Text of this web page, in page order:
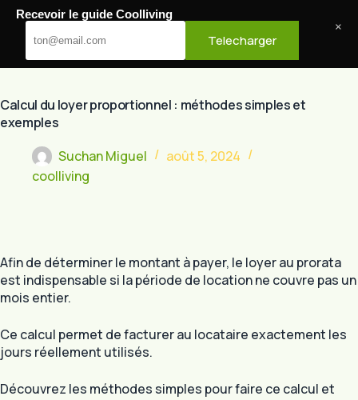
Passer
contenu
Cool Living
Calcul du loyer proportionnel : méthodes simples et
exemples
Suchan Miguel
août 5, 2024
coolliving
Afin de déterminer le montant à payer, le loyer au prorata
est indispensable si la période de location ne couvre pas un
mois entier.
Ce calcul permet de facturer au locataire exactement les
jours réellement utilisés.
Découvrez les méthodes simples pour faire ce calcul et
Recevoir le guide Coolliving
Telecharger
×